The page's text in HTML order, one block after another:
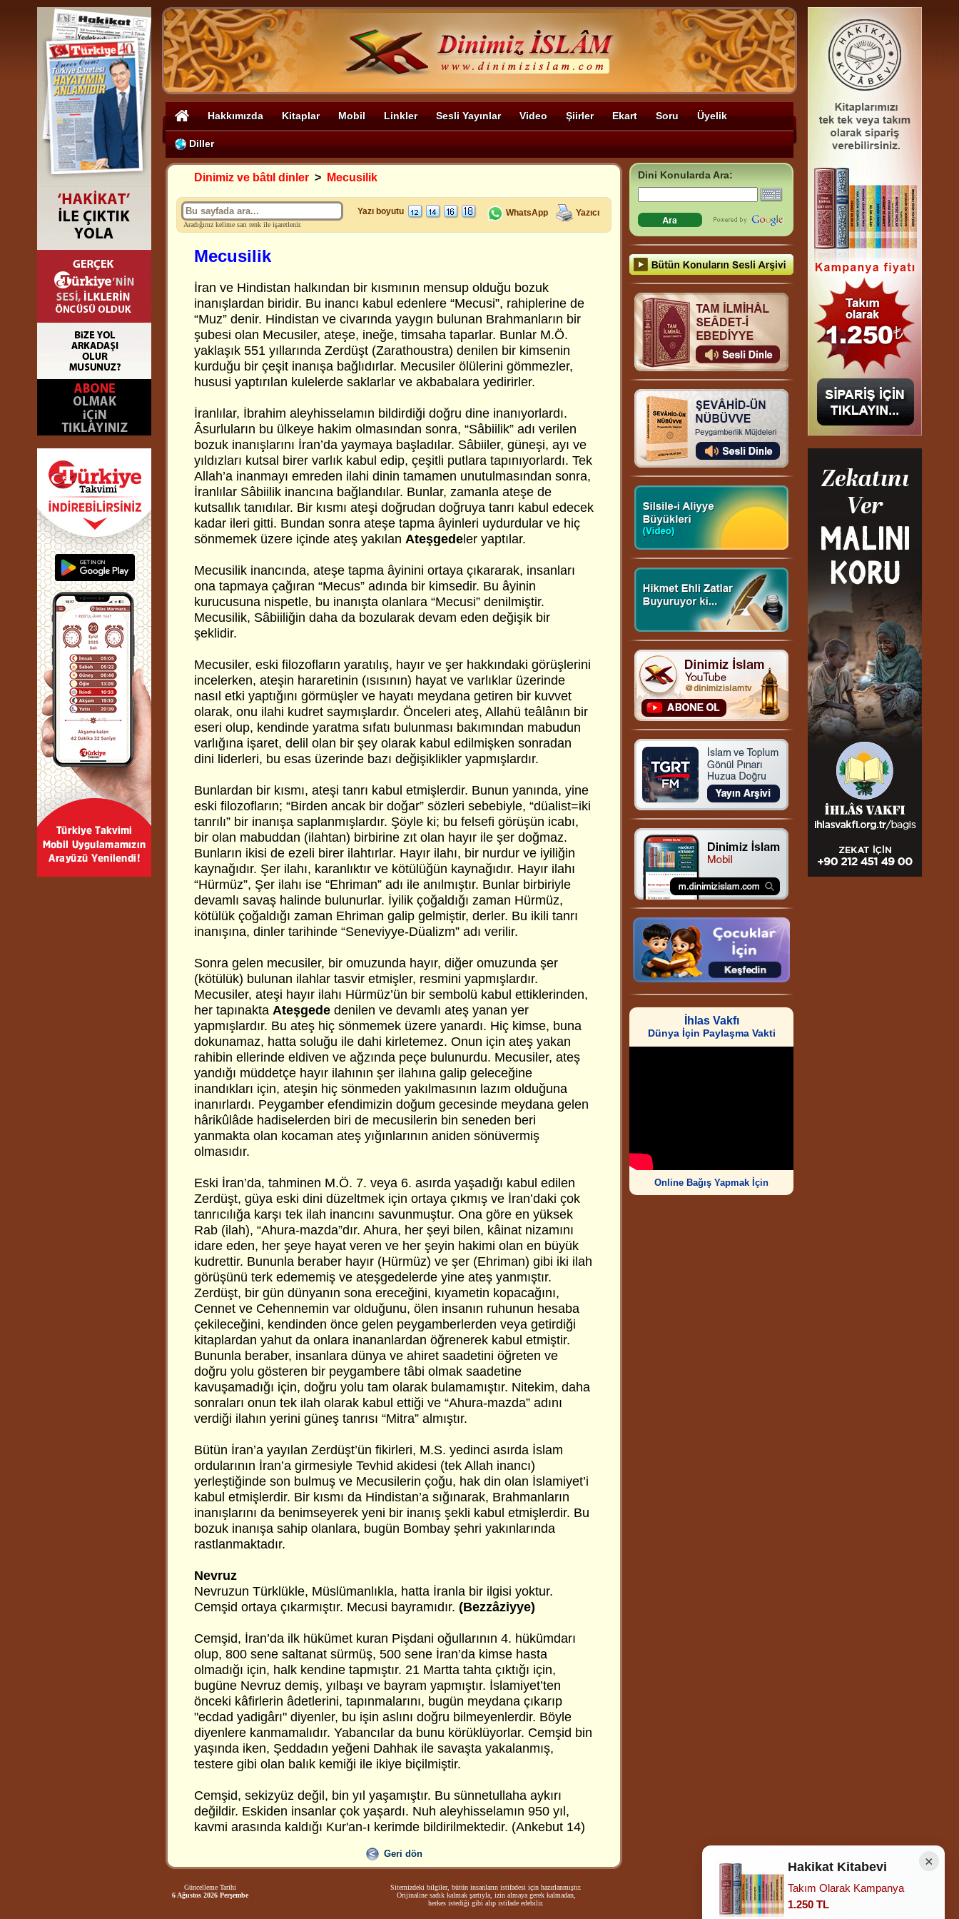
Hakkımızda Kitaplar Mobil Linkler Sesli Yayınlar Video Şiirler Ekart Soru Üyelik
Diller
Dinimiz ve bâtıl dinler > Mecusilik
Aradığınız kelime sarı renk ile işaretlenir.
Yazı boyutu WhatsApp Yazıcı
Mecusilik
İran ve Hindistan halkından bir kısmının mensup olduğu bozuk
inanışlardan biridir. Bu inancı kabul edenlere “Mecusi”, rahiplerine de
“Muz” denir. Hindistan ve civarında yaygın bulunan Brahmanların bir
şubesi olan Mecusiler, ateşe, ineğe, timsaha taparlar. Bunlar M.Ö.
yaklaşık 551 yıllarında Zerdüşt (Zarathoustra) denilen bir kimsenin
kurduğu bir çeşit inanışa bağlıdırlar. Mecusiler ölülerini gömmezler,
hususi yaptırılan kulelerde saklarlar ve akbabalara yedirirler.
İranlılar, İbrahim aleyhisselamın bildirdiği doğru dine inanıyorlardı.
Âsurluların bu ülkeye hakim olmasından sonra, “Sâbiilik” adı verilen
bozuk inanışlarını İran’da yaymaya başladılar. Sâbiiler, güneşi, ayı ve
yıldızları kutsal birer varlık kabul edip, çeşitli putlara tapınıyorlardı. Tek
Allah’a inanmayı emreden ilahi dinin tamamen unutulmasından sonra,
İranlılar Sâbiilik inancına bağlandılar. Bunlar, zamanla ateşe de
kutsallık tanıdılar. Bir kısmı ateşi doğrudan doğruya tanrı kabul edecek
kadar ileri gitti. Bundan sonra ateşe tapma âyinleri uydurdular ve hiç
sönmemek üzere içinde ateş yakılan Ateşgede ler yaptılar.
Mecusilik inancında, ateşe tapma âyinini ortaya çıkararak, insanları
ona tapmaya çağıran “Mecus” adında bir kimsedir. Bu âyinin
kurucusuna nispetle, bu inanışta olanlara “Mecusi” denilmiştir.
Mecusilik, Sâbiiliğin daha da bozularak devam eden değişik bir
şeklidir.
Mecusiler, eski filozofların yaratılış, hayır ve şer hakkındaki görüşlerini
incelerken, ateşin hararetinin (ısısının) hayat ve varlıklar üzerinde
nasıl etki yaptığını görmüşler ve hayatı meydana getiren bir kuvvet
olarak, onu ilahi kudret saymışlardır. Önceleri ateş, Allahü teâlânın bir
eseri olup, kendinde yaratma sıfatı bulunması bakımından mabudun
varlığına işaret, delil olan bir şey olarak kabul edilmişken sonradan
dini liderleri, bu esas üzerinde bazı değişiklikler yapmışlardır.
Bunlardan bir kısmı, ateşi tanrı kabul etmişlerdir. Bunun yanında, yine
eski filozofların; “Birden ancak bir doğar” sözleri sebebiyle, “düalist=iki
tanrılı” bir inanışa saplanmışlardır. Şöyle ki; bu felsefi görüşün icabı,
bir olan mabuddan (ilahtan) birbirine zıt olan hayır ile şer doğmaz.
Bunların ikisi de ezeli birer ilahtırlar. Hayır ilahı, bir nurdur ve iyiliğin
kaynağıdır. Şer ilahı, karanlıktır ve kötülüğün kaynağıdır. Hayır ilahı
“Hürmüz”, Şer ilahı ise “Ehriman” adı ile anılmıştır. Bunlar birbiriyle
devamlı savaş halinde bulunurlar. İyilik çoğaldığı zaman Hürmüz,
kötülük çoğaldığı zaman Ehriman galip gelmiştir, derler. Bu ikili tanrı
inanışına, dinler tarihinde “Seneviyye-Düalizm” adı verilir.
Sonra gelen mecusiler, bir omuzunda hayır, diğer omuzunda şer
(kötülük) bulunan ilahlar tasvir etmişler, resmini yapmışlardır.
Mecusiler, ateşi hayır ilahı Hürmüz’ün bir sembolü kabul ettiklerinden,
her tapınakta Ateşgede denilen ve devamlı ateş yanan yer
yapmışlardır. Bu ateş hiç sönmemek üzere yanardı. Hiç kimse, buna
dokunamaz, hatta soluğu ile dahi kirletemez. Onun için ateş yakan
rahibin ellerinde eldiven ve ağzında peçe bulunurdu. Mecusiler, ateş
yandığı müddetçe hayır ilahının şer ilahına galip geleceğine
inandıkları için, ateşin hiç sönmeden yakılmasının lazım olduğuna
inanırlardı. Peygamber efendimizin doğum gecesinde meydana gelen
hârikûlâde hadiselerden biri de mecusilerin bin seneden beri
yanmakta olan kocaman ateş yığınlarının aniden sönüvermiş
olmasıdır.
Eski İran’da, tahminen M.Ö. 7. veya 6. asırda yaşadığı kabul edilen
Zerdüşt, güya eski dini düzeltmek için ortaya çıkmış ve İran’daki çok
tanrıcılığa karşı tek ilah inancını savunmuştur. Ona göre en yüksek
Rab (ilah), “Ahura-mazda”dır. Ahura, her şeyi bilen, kâinat nizamını
idare eden, her şeye hayat veren ve her şeyin hakimi olan en büyük
kudrettir. Bununla beraber hayır (Hürmüz) ve şer (Ehriman) gibi iki ilah
görüşünü terk edememiş ve ateşgedelerde yine ateş yanmıştır.
Zerdüşt, bir gün dünyanın sona ereceğini, kıyametin kopacağını,
Cennet ve Cehennemin var olduğunu, ölen insanın ruhunun hesaba
çekileceğini, kendinden önce gelen peygamberlerden veya getirdiği
kitaplardan yahut da onlara inananlardan öğrenerek kabul etmiştir.
Bununla beraber, insanlara dünya ve ahiret saadetini öğreten ve
doğru yolu gösteren bir peygambere tâbi olmak saadetine
kavuşamadığı için, doğru yolu tam olarak bulamamıştır. Nitekim, daha
sonraları onun tek ilah olarak kabul ettiği ve “Ahura-mazda” adını
verdiği ilahın yerini güneş tanrısı “Mitra” almıştır.
Bütün İran’a yayılan Zerdüşt’ün fikirleri, M.S. yedinci asırda İslam
ordularının İran’a girmesiyle Tevhid akidesi (tek Allah inancı)
yerleştiğinde son bulmuş ve Mecusilerin çoğu, hak din olan İslamiyet’i
kabul etmişlerdir. Bir kısmı da Hindistan’a sığınarak, Brahmanların
inanışlarını da benimseyerek yeni bir inanış şekli kabul etmişlerdir. Bu
bozuk inanışa sahip olanlara, bugün Bombay şehri yakınlarında
rastlanmaktadır.
Nevruz
Nevruzun Türklükle, Müslümanlıkla, hatta İranla bir ilgisi yoktur.
Cemşid ortaya çıkarmıştır. Mecusi bayramıdır. (Bezzâziyye)
Cemşid, İran’da ilk hükümet kuran Pişdani oğullarının 4. hükümdarı
olup, 800 sene saltanat sürmüş, 500 sene İran’da kimse hasta
olmadığı için, halk kendine tapmıştır. 21 Martta tahta çıktığı için,
bugüne Nevruz demiş, yılbaşı ve bayram yapmıştır. İslamiyet’ten
önceki kâfirlerin âdetlerini, tapınmalarını, bugün meydana çıkarıp
"ecdad yadigârı" diyenler, bu işin aslını doğru bilmeyenlerdir. Böyle
diyenlere kanmamalıdır. Yabancılar da bunu körüklüyorlar. Cemşid bin
yaşında iken, Şeddadın yeğeni Dahhak ile savaşta yakalanmış,
testere gibi olan balık kemiği ile ikiye biçilmiştir.
Cemşid, sekizyüz değil, bin yıl yaşamıştır. Bu sünnetullaha aykırı
değildir. Eskiden insanlar çok yaşardı. Nuh aleyhisselamın 950 yıl,
kavmi arasında kaldığı Kur'an-ı kerimde bildirilmektedir. (Ankebut 14)
Geri dön
Dini Konularda Ara:
İhlas Vakfı
Dünya İçin Paylaşma Vakti
Online Bağış Yapmak İçin
Güncelleme Tarihi
6 Ağustos 2026 Perşembe
Sitemizdeki bilgiler, bütün insanların istifadesi için hazırlanmıştır.
Orijinaline sadık kalmak şartıyla, izin almaya gerek kalmadan,
herkes istediği gibi alıp istifade edebilir.
Ziyaretçi Sayısı
252.007.222
Hosted byİhlas Net
×
Hakikat Kitabevi
Takım Olarak Kampanya
1.250 TL